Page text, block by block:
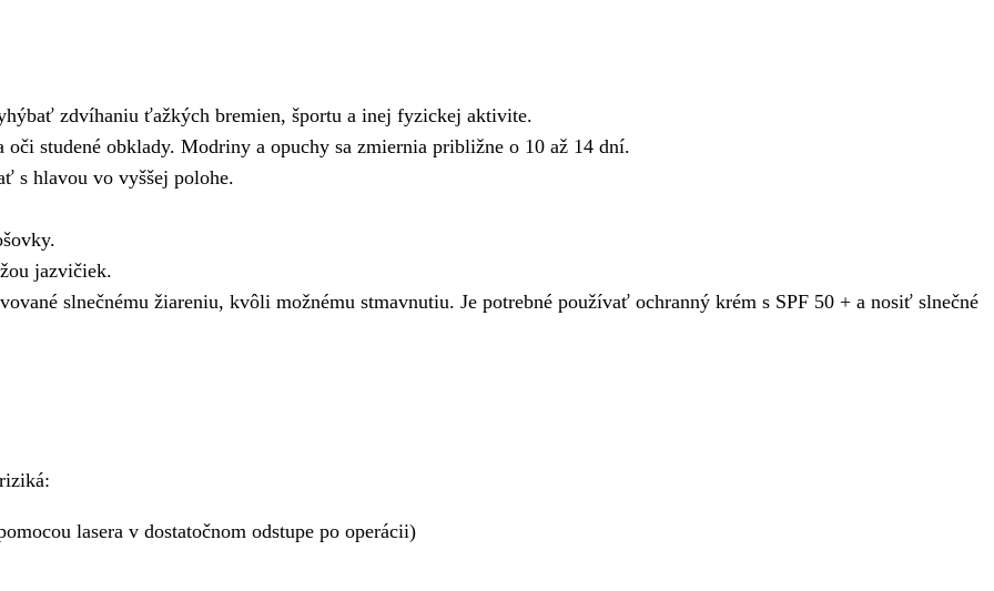
zdvíhaniu ťažkých bremien, športu a inej fyzickej aktivite.
studené obklady. Modriny a opuchy sa zmiernia približne o 10 až 14 dní.
s hlavou vo vyššej polohe.
jazvičiek.
slnečnému žiareniu, kvôli možnému stmavnutiu. Je potrebné používať ochranný krém s SPF 50 + a nosiť slnečné
lasera v dostatočnom odstupe po operácii)